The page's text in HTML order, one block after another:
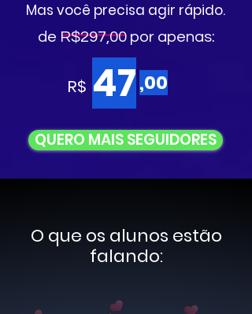
Mas você precisa agir rápido.
de R$297,00 por apenas:
R$ 47,00
QUERO MAIS SEGUIDORES
O que os alunos estão
falando: